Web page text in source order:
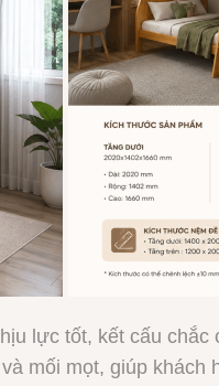
lực tốt, kết cấu
mối mọt, giúp